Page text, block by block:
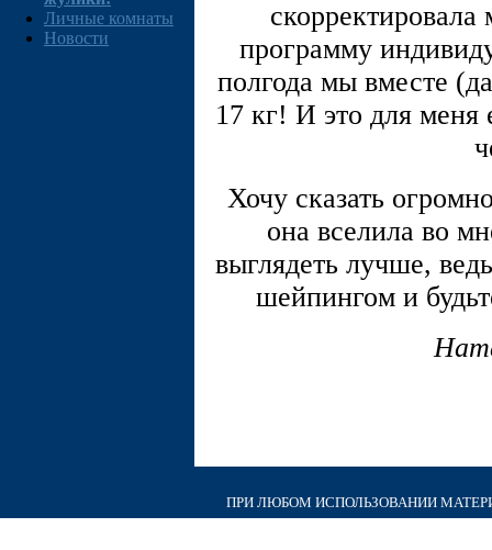
Личные комнаты
Новости
программу
полгода мы вместе
17 кг! И это для
Хочу сказать
она вселила во
выглядеть лучше,
шейпингом и
ПРИ ЛЮБОМ ИСПОЛЬЗОВАНИИ